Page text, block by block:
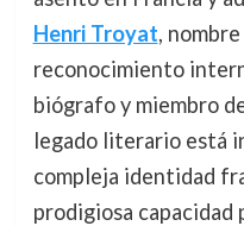
Henri Troyat,
reconocimiento
biógrafo y miembro
legado literario está
compleja identidad
prodigiosa capacidad